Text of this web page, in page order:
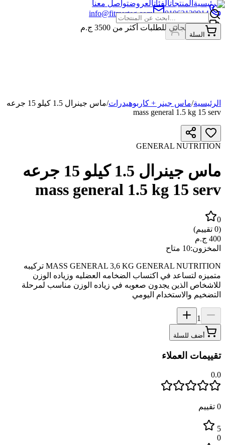
01063120914
info@fitmarteg.com
شحن مجاني للطلبات أكثر من 3500 ج.م
الرئيسية المنتجاتالفئاتالعروضتواصل معنا
السلة
الرئيسية/ماس جينر + كاربوهيدرات/
ماس جينرال 1.5 كيلو 15 جرعه
mass general 1.5 kg 15 serv
GENERAL NUTRITION
ماس جينرال 1.5 كيلو 15 جرعه
mass general 1.5 kg 15 serv
0
(
0 تقييم)
400 ج.م
المخزون:10 متاح
MASS GENERAL 3,6 KG GENERAL NUTRITION تركيبه
متميزه لتساعد في اكتساب الضخامه العضليه وزياده الوزن
للاشخاص الذين يجدون صعوبه في زياده الوزن مناسب لمرحلة
التضخيم والاستخدام اليومي
1
أضف للسلة
تقييمات العملاء
0.0
0 تقييم
5
0